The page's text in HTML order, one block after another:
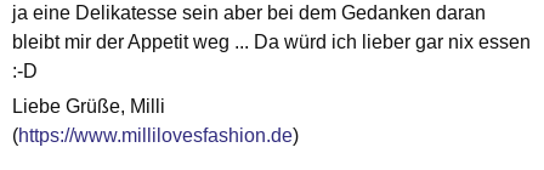
ja eine Delikatesse sein aber bei dem Gedanken daran
bleibt mir der Appetit weg ... Da würd ich lieber gar nix essen
:-D
Liebe Grüße, Milli
(https://www.millilovesfashion.de)